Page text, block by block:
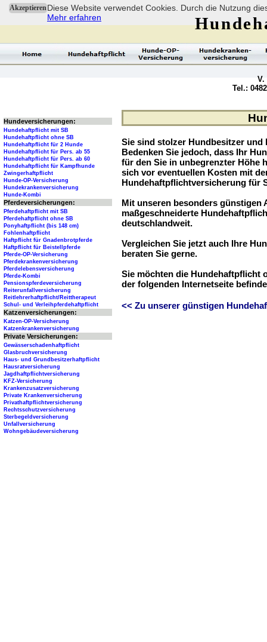
AkzeptierenDiese Website verwendet Cookies. Durch die Nutzung
Mehr erfahren
Sie sind stolzer Hundbesitzer und
Bedenken Sie jedoch, dass Ihr
für den Sie in unbegrenzter Höhe
sich vor eventuellen Kosten mit
Hundehaftpflichtversicherung für
Mit unseren besonders günstigen
maßgeschneiderte
deutschlandweit.
Vergleichen Sie jetzt auch Ihre
beraten Sie gerne.
Sie möchten die Hundehaftpflicht
der folgenden Internetseite
<< Zu unserer günstigen
V.
Tel.:
Hundeversicherungen:
Hundehaftpflicht mit SB
Hundehaftpflicht ohne SB
Hundehaftpflicht für 2 Hunde
Hundehaftpflicht für Pers. ab 55
Hundehaftpflicht für Pers. ab 60
Hundehaftpflicht für Kampfhunde
Zwingerhaftpflicht
Hunde-OP-Versicherung
Hundekrankenversicherung
Hunde-Kombi
Pferdeversicherungen:
Pferdehaftpflicht mit SB
Pferdehaftpflicht ohne SB
Ponyhaftpflicht (bis 148 cm)
Fohlenhaftpflicht
Haftpflicht für Gnadenbrotpferde
Haftpflicht für Beistellpferde
Pferde-OP-Versicherung
Pferdekrankenversicherung
Pferdelebensversicherung
Pferde-Kombi
Pensionspferdeversicherung
Reiterunfallversicherung
Reitlehrerhaftpflicht/Reittherapeut
Schul- und Verleihpferdehaftpflicht
Katzenversicherungen:
Katzen-OP-Versicherung
Katzenkrankenversicherung
Private Versicherungen:
Gewässerschadenhaftpflicht
Glasbruchversicherung
Haus- und Grundbesitzerhaftpflicht
Hausratversicherung
Jagdhaftpflichtversicherung
KFZ-Versicherung
Krankenzusatzversicherung
Private Krankenversicherung
Privathaftpflichtversicherung
Rechtsschutzversicherung
Sterbegeldversicherung
Unfallversicherung
Wohngebäudeversicherung